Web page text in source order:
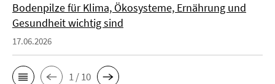
Bodenpilze für Klima, Ökosysteme, Ernährung und
Gesundheit wichtig sind
17.06.2026
1 / 10